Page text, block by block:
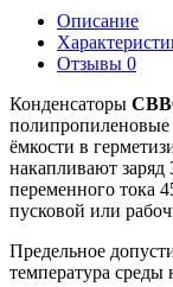
Описание
Отзывы 0
Конденсаторы
полипропиленовые
ёмкости в
накапливают
переменного тока
пусковой или
Предельное
температура